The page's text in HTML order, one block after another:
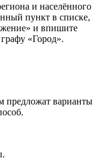
и населённого
пункт в списке,
и впишите
«Город».
предложат варианты